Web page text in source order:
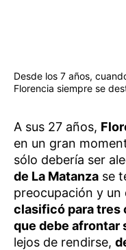
Desde los 7 años,
Florencia siempre se
A sus 27 años,
en un gran
sólo debería ser
de La Matanza se
preocupación y un
clasificó para tres
que debe afrontar
lejos de rendirse,